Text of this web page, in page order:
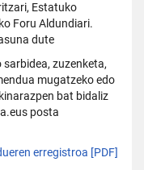
Estatuko
Foru Aldundiari.
dute
zuzenketa,
mugatzeko edo
bat bidaliz
posta
erregistroa [PDF]